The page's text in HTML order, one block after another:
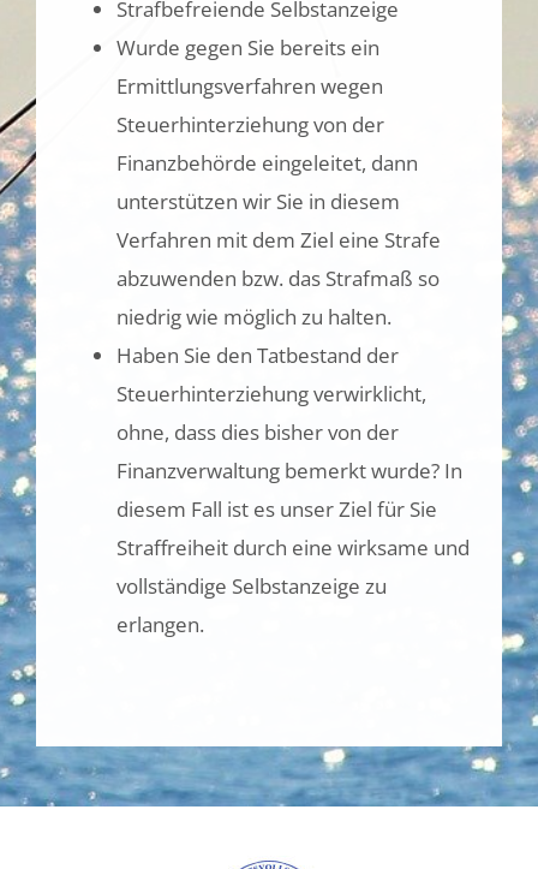
Strafbefreiende Selbstanzeige
Wurde gegen Sie bereits ein
Ermittlungsverfahren wegen
Steuerhinterziehung von der
Finanzbehörde eingeleitet, dann
unterstützen wir Sie in diesem
Verfahren mit dem Ziel eine Strafe
abzuwenden bzw. das Strafmaß so
niedrig wie möglich zu halten.
Haben Sie den Tatbestand der
Steuerhinterziehung verwirklicht,
ohne, dass dies bisher von der
Finanzverwaltung bemerkt wurde? In
diesem Fall ist es unser Ziel für Sie
Straffreiheit durch eine wirksame und
vollständige Selbstanzeige zu
erlangen.